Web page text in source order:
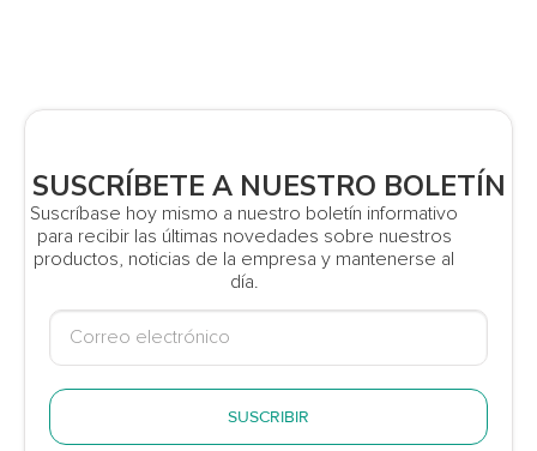
SUSCRÍBETE A NUESTRO BOLETÍN
Suscríbase hoy mismo a nuestro boletín informativo
para recibir las últimas novedades sobre nuestros
productos, noticias de la empresa y mantenerse al
día.
SUSCRIBIR